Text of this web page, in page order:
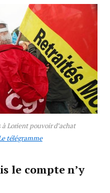
Lorient pouvoir d’achat
télégramme
le compte n’y